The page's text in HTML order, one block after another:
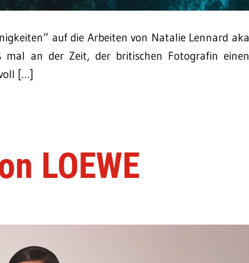
auf die Arbeiten von Natalie Lennard aka
mal an der Zeit, der britischen Fotografin einen
[…]
LOEWE